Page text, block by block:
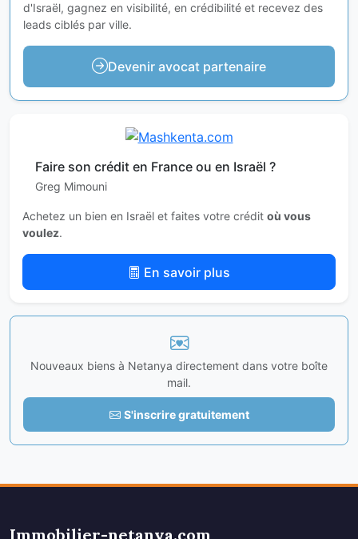
d'Israël, gagnez en visibilité, en crédibilité et recevez des
leads ciblés par ville.
Devenir avocat partenaire
Faire son crédit en France ou en Israël ?
Greg Mimouni
Achetez un bien en Israël et faites votre crédit où vous
voulez.
En savoir plus
Nouveaux biens à Netanya directement dans votre boîte
mail.
S'inscrire gratuitement
Immobilier-netanya.com